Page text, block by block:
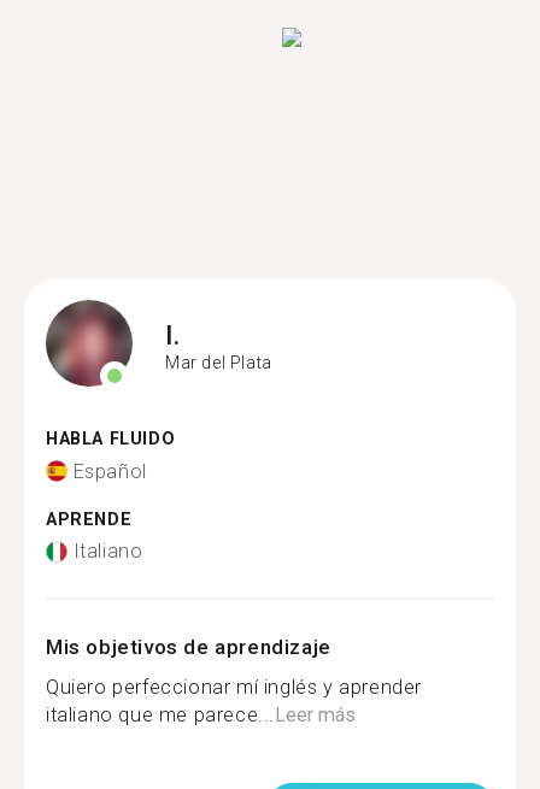
I.
Mar del Plata
HABLA FLUIDO
Español
APRENDE
Italiano
Mis objetivos de aprendizaje
Quiero perfeccionar mí inglés y aprender
italiano que me parece...Leer más